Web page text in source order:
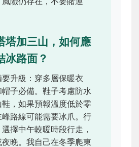
塔加三山，如何應
冰路面？
升級：穿多層保暖衣
子必備。鞋子考慮防水
，如果預報溫度低於零
路線可能需要冰爪。行
擇中午較暖時段行走，
晚。我自己在冬季爬東